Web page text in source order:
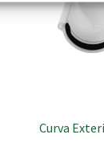
Curva